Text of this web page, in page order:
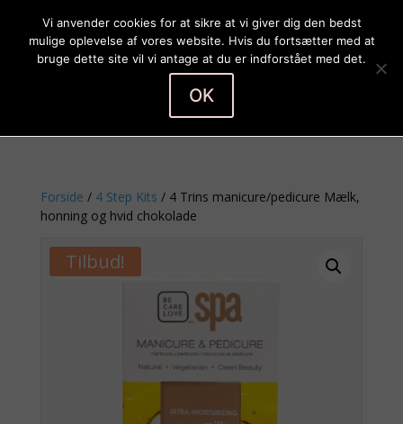
Forside / 4 Step Kits / 4 Trins manicure/pedicure Mælk,
honning og hvid chokolade
Tilbud!
Vi anvender cookies for at sikre at vi giver dig den bedst
mulige oplevelse af vores website. Hvis du fortsætter med at
bruge dette site vil vi antage at du er indforstået med det.
OK